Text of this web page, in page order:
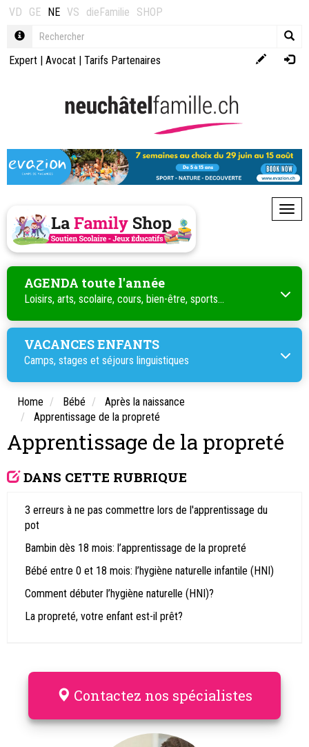
VD GE NE VS dieFamilie SHOP
Expert | Avocat | Tarifs Partenaires
AGENDA toute l'année
Loisirs, arts, scolaire, cours, bien-être, sports...
VACANCES ENFANTS
Camps, stages et séjours linguistiques
Home Bébé
Après la naissance
Apprentissage de la propreté
Apprentissage de la propreté
DANS CETTE RUBRIQUE
3 erreurs à ne pas commettre lors de l'apprentissage du
pot
Bambin dès 18 mois: l’apprentissage de la propreté
Bébé entre 0 et 18 mois: l’hygiène naturelle infantile (HNI)
Comment débuter l’hygiène naturelle (HNI)?
La propreté, votre enfant est-il prêt?
Contactez nos spécialistes